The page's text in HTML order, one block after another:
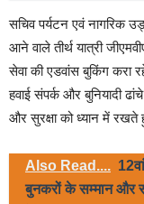
सचिव पर्यटन एवं नागरिक
आने वाले तीर्थ यात्री
सेवा की एडवांस बुकिंग करा
हवाई संपर्क और बुनियादी
और सुरक्षा को ध्यान में रखते
Also Read....
बुनकरों के सम्मान और